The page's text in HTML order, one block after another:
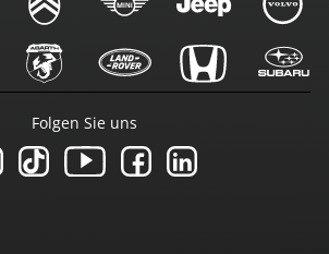
Folgen Sie uns